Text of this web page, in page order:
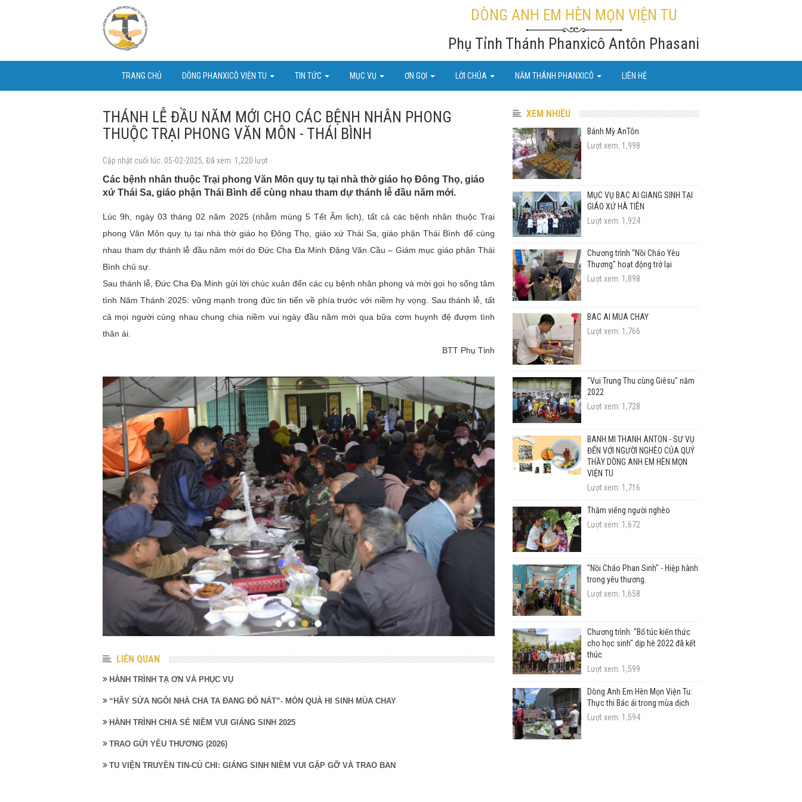
DÒNG ANH EM HÈN MỌN VIỆN TU
Phụ Tỉnh Thánh Phanxicô Antôn Phasani
TRANG CHỦ DÒNG PHANXICÔ VIỆN TU TIN TỨC MỤC VỤ ƠN GỌI LỜI CHÚA NĂM THÁNH PHANXICÔ LIÊN HỆ
THÁNH LỄ ĐẦU NĂM MỚI CHO CÁC BỆNH NHÂN PHONG
THUỘC TRẠI PHONG VĂN MÔN - THÁI BÌNH
Cập nhật cuối lúc: 05-02-2025, Đã xem: 1,220 lượt
Các bệnh nhân thuộc Trại phong Văn Môn quy tụ tại nhà thờ giáo họ Đông Thọ, giáo
xứ Thái Sa, giáo phận Thái Bình để cùng nhau tham dự thánh lễ đầu năm mới.
Lúc 9h, ngày 03 tháng 02 năm 2025 (nhằm mùng 5 Tết Âm lịch), tất cả các bệnh nhân thuộc Trại
phong Văn Môn quy tụ tại nhà thờ giáo họ Đông Thọ, giáo xứ Thái Sa, giáo phận Thái Bình để cùng
nhau tham dự thánh lễ đầu năm mới do Đức Cha Đa Minh Đặng Văn Cầu – Giám mục giáo phận Thái
Bình chủ sự.
Sau thánh lễ, Đức Cha Đa Minh gửi lời chúc xuân đến các cụ bệnh nhân phong và mời gọi họ sống tâm
tình Năm Thánh 2025: vững mạnh trong đức tin tiến về phía trước với niềm hy vọng. Sau thánh lễ, tất
cả mọi người cùng nhau chung chia niềm vui ngày đầu năm mới qua bữa cơm huynh đệ đượm tình
thân ái.
BTT Phụ Tỉnh
LIÊN QUAN
HÀNH TRÌNH TẠ ƠN VÀ PHỤC VỤ
“HÃY SỬA NGÔI NHÀ CHA TA ĐANG ĐỔ NÁT”- MÓN QUÀ HI SINH MÙA CHAY
HÀNH TRÌNH CHIA SẺ NIỀM VUI GIÁNG SINH 2025
TRAO GỬI YÊU THƯƠNG (2026)
TU VIỆN TRUYỀN TIN-CỦ CHI: GIÁNG SINH NIỀM VUI GẶP GỠ VÀ TRAO BAN
XEM NHIỀU
Bánh Mỳ AnTôn
Lượt xem: 1,998
MỤC VỤ BÁC ÁI GIÁNG SINH TẠI
GIÁO XỨ HÀ TIÊN
Lượt xem: 1,924
Chương trình "Nồi Cháo Yêu
Thương" hoạt động trở lại
Lượt xem: 1,898
BÁC ÁI MÙA CHAY
Lượt xem: 1,766
"Vui Trung Thu cùng Giêsu" năm
2022
Lượt xem: 1,728
BÁNH MÌ THÁNH ANTÔN - SỨ VỤ
ĐẾN VỚI NGƯỜI NGHÈO CỦA QUÝ
THẦY DÒNG ANH EM HÈN MỌN
VIỆN TU
Lượt xem: 1,716
Thăm viếng người nghèo
Lượt xem: 1,672
"Nồi Cháo Phan Sinh" - Hiệp hành
trong yêu thương.
Lượt xem: 1,658
Chương trình: "Bổ túc kiến thức
cho học sinh" dịp hè 2022 đã kết
thúc
Lượt xem: 1,599
Dòng Anh Em Hèn Mọn Viện Tu:
Thực thi Bác ái trong mùa dịch
Lượt xem: 1,594